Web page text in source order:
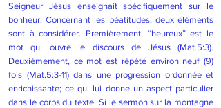
Seigneur Jésus enseignait spécifiquement sur le
bonheur. Concernant les béatitudes, deux éléments
sont à considérer. Premièrement, “heureux” est le
mot qui ouvre le discours de Jésus (Mat.5:3).
Deuxièmement, ce mot est répété environ neuf (9)
fois (Mat.5:3-11) dans une progression ordonnée et
enrichissante; ce qui lui donne un aspect particulier
dans le corps du texte. Si le sermon sur la montagne